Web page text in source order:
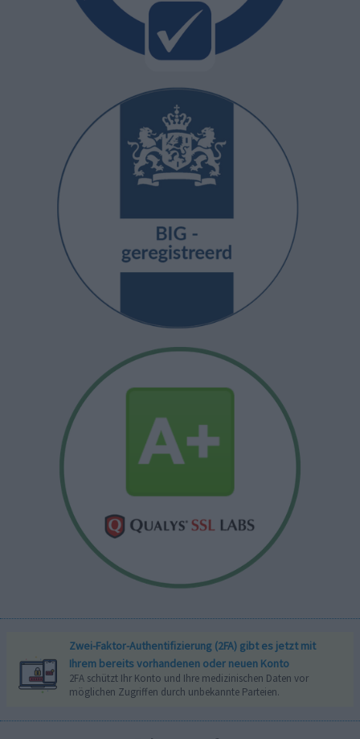
Zwei-Faktor-Authentifizierung (2FA) gibt es jetzt mit
Ihrem bereits vorhandenen oder neuen Konto
2FA schützt Ihr Konto und Ihre medizinischen Daten vor
möglichen Zugriffen durch unbekannte Parteien.